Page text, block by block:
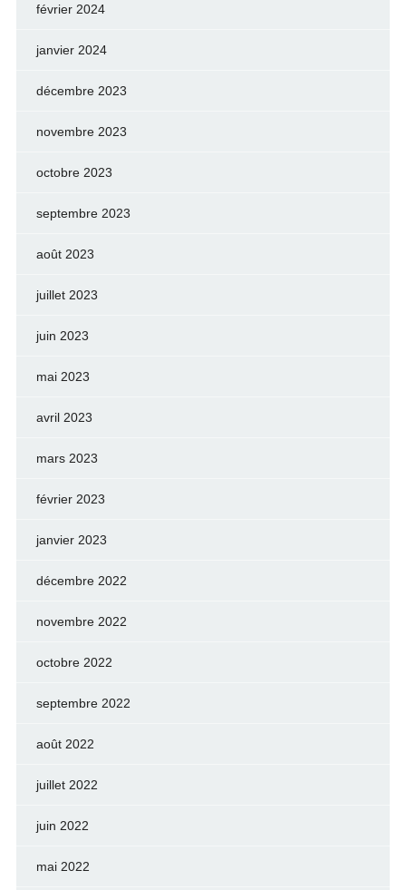
février 2024
janvier 2024
décembre 2023
novembre 2023
octobre 2023
septembre 2023
août 2023
juillet 2023
juin 2023
mai 2023
avril 2023
mars 2023
février 2023
janvier 2023
décembre 2022
novembre 2022
octobre 2022
septembre 2022
août 2022
juillet 2022
juin 2022
mai 2022